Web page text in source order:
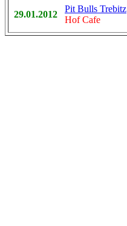
29.01.2012
Pit Bulls Trebitz
Hof Cafe